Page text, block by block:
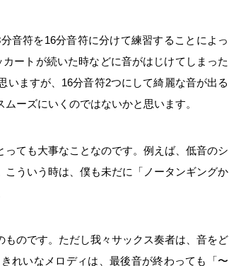
音符を16分音符に分けて練習することによっ
ートが続いた時などに音がはじけてしまった
いますが、16分音符2つにして綺麗な音が出る
ーズにいくのではないかと思います。
ても大事なことなのです。例えば、低音のシ
ういう時は、僕も未だに「ノータンギングか
のです。ただし我々サックス奏者は、音をど
れいなメロディは、最後音が終わっても「〜